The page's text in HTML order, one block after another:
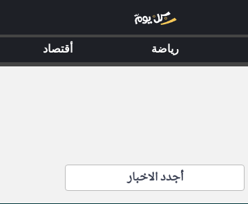
أجدد الاخبار
رياضة أقتصاد